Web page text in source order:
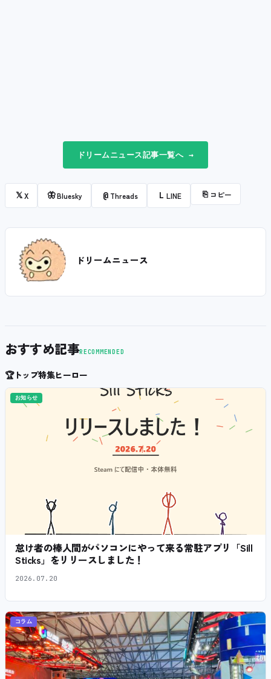
ドリームニュース記事一覧へ →
𝕏X 🦋Bluesky @ Threads L LINE ⎘ コピー
ドリームニュース
おすすめ記事RECOMMENDED
🏆トップ特集ヒーロー
お知らせ
怠け者の棒人間がパソコンにやって来る常駐アプリ「Sill
Sticks」をリリースしました！
2026.07.20
コラム